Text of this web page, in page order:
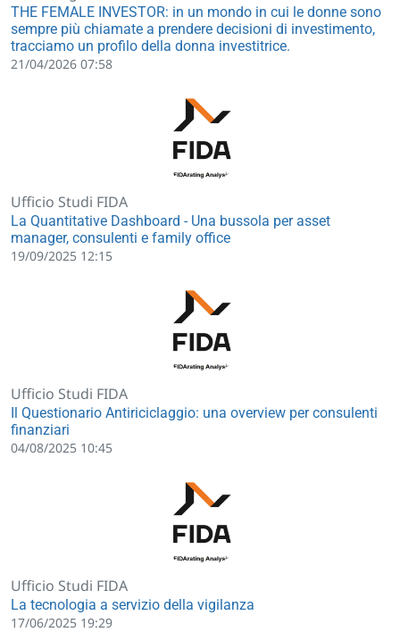
THE FEMALE INVESTOR: in un mondo in cui le donne sono
sempre più chiamate a prendere decisioni di investimento,
tracciamo un profilo della donna investitrice.
21/04/2026 07:58
Ufficio Studi FIDA
La Quantitative Dashboard - Una bussola per asset
manager, consulenti e family office
19/09/2025 12:15
Ufficio Studi FIDA
Il Questionario Antiriciclaggio: una overview per consulenti
finanziari
04/08/2025 10:45
Ufficio Studi FIDA
La tecnologia a servizio della vigilanza
17/06/2025 19:29